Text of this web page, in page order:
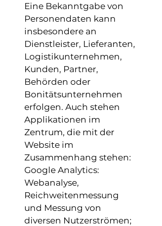
Eine Bekanntgabe von
Personendaten kann
insbesondere an
Dienstleister, Lieferanten,
Logistikunternehmen,
Kunden, Partner,
Behörden oder
Bonitätsunternehmen
erfolgen. Auch stehen
Applikationen im
Zentrum, die mit der
Website im
Zusammenhang stehen:
Google Analytics:
Webanalyse,
Reichweitenmessung
und Messung von
diversen Nutzerströmen;